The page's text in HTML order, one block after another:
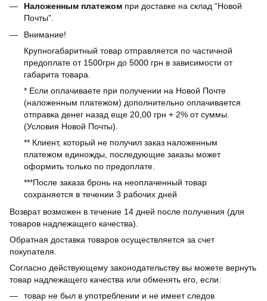
Наложенным платежом при доставке на склад “Новой
Почты”.
Внимание!
Крупногабаритный товар отправляется по частичной
предоплате от 1500грн до 5000 грн в зависимости от
габарита товара.
* Если оплачиваете при получении на Новой Почте
(наложенным платежом) дополнительно оплачивается
отправка денег назад еще 20,00 грн + 2% от суммы.
(Условия Новой Почты).
** Клиент, который не получил заказ наложенным
платежом единожды, последующие заказы может
оформить только по предоплате.
***После заказа бронь на неоплаченный товар
сохраняется в течении 3 рабочих дней
Возврат возможен в течение 14 дней после получения (для
товаров надлежащего качества).
Обратная доставка товаров осуществляется за счет
покупателя.
Согласно действующему законодательству вы можете вернуть
товар надлежащего качества или обменять его, если:
товар не был в употреблении и не имеет следов